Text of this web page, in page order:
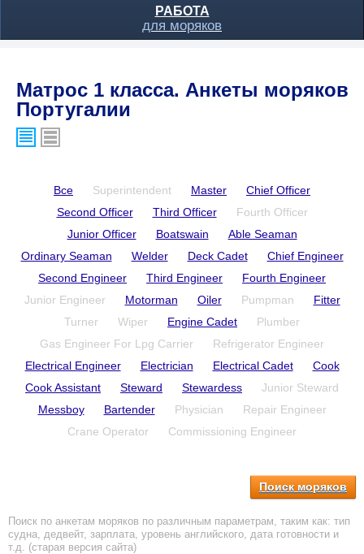
РАБОТА
для моряков
Матрос 1 класса. Анкеты моряков
Португалии
Все Superintendent Master
Chief Officer
Second Officer
Third Officer
Fourth Officer
Junior Officer
Boatswain
Able Seaman
Ordinary Seaman
Welder Deck Cadet
Chief Engineer
Second Engineer
Third Engineer
Fourth Engineer
Junior Engineer
Motorman Oiler Pumpman
Fitter
Turner
Wiper Engine Cadet
Plumber
Gas Engineer For Lpg Carrier
Refrigerator Engineer
Electrical Engineer
Electrician Electrical Cadet
Cook
Cook Assistant
Steward Stewardess
Junior Steward
Messboy
Bartender Physician
Repair Engineer
Crane Operator
Commissioning Engineer
Поиск моряков
Поиск по анкетам моряков по различным параметрам, таким как: тип
судна, дедвейт, зарплата, уровень английского, дата готовности и
т.д. (старая версия сайта)